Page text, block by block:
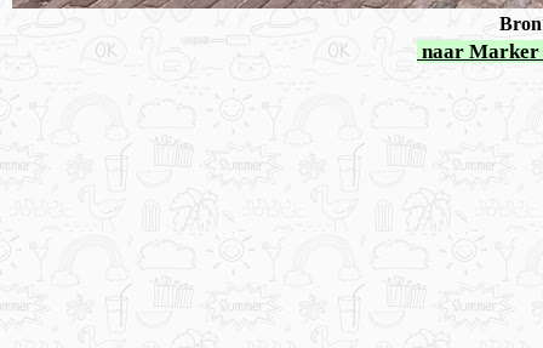
naar Marker